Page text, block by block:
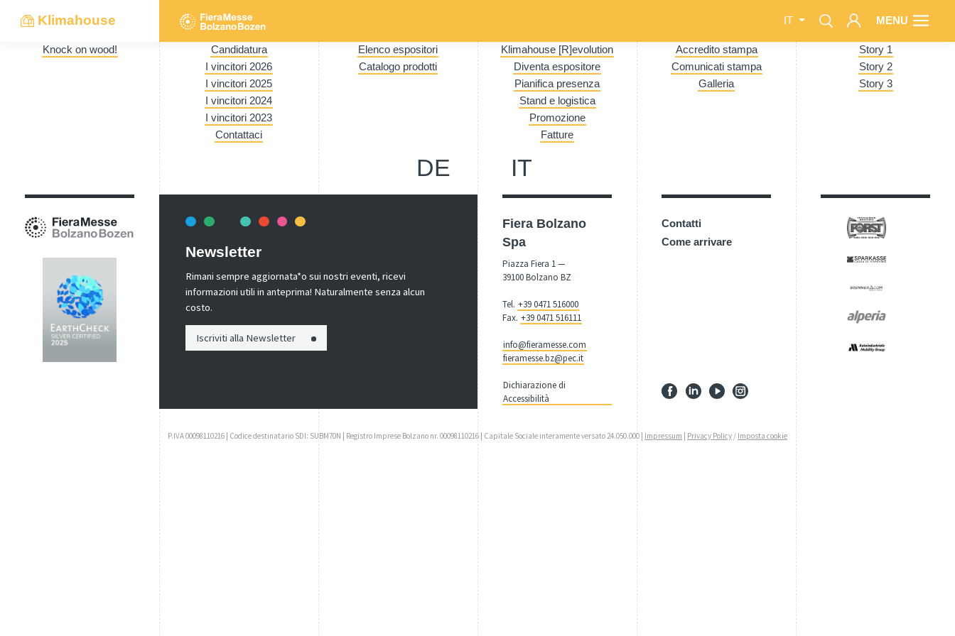
Klimahouse IT MENU
Knock on wood!
Candidatura
I vincitori 2026
I vincitori 2025
I vincitori 2024
I vincitori 2023
Contattaci
Elenco espositori
Catalogo prodotti
Klimahouse [R]evolution
Diventa espositore
Pianifica presenza
Stand e logistica
Promozione
Fatture
Accredito stampa
Comunicati stampa
Galleria
Story 1
Story 2
Story 3
DE IT
Newsletter
Rimani sempre aggiornata*o sui nostri eventi, ricevi
informazioni utili in anteprima! Naturalmente senza alcun
costo.
Iscriviti alla Newsletter
Fiera Bolzano
Spa
Piazza Fiera 1 —
39100 Bolzano BZ
Tel. +39 0471 516000
Fax. +39 0471 516111
info@fieramesse.com
fieramesse.bz@pec.it
Dichiarazione di
Accessibilità
Contatti
Come arrivare
P.IVA 00098110216 | Codice destinatario SDI: SUBM70N | Registro Imprese Bolzano nr. 00098110216 | Capitale Sociale interamente versato 24.050.000 | Impressum | Privacy Policy / Imposta cookie